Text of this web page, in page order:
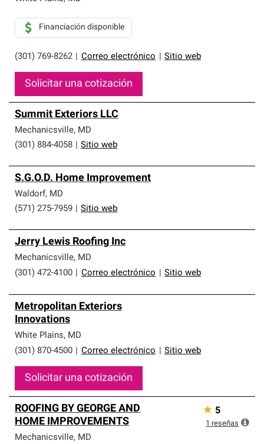
(301) 769-8262 Correo electrónico Sitio web
Financiación disponible
Solicitar una cotización
Summit Exteriors LLC
Mechanicsville, MD
(301) 884-4058
Sitio web
S.G.O.D. Home Improvement
Waldorf, MD
(571) 275-7959
Sitio web
Jerry Lewis Roofing Inc
Mechanicsville, MD
(301) 472-4100
Correo electrónico Sitio web
Metropolitan Exteriors
Innovations
White Plains, MD
(301) 870-4500
Correo electrónico Sitio web
Solicitar una cotización
ROOFING BY GEORGE AND
HOME IMPROVEMENTS
Mechanicsville, MD
★ 5
1 reseñas